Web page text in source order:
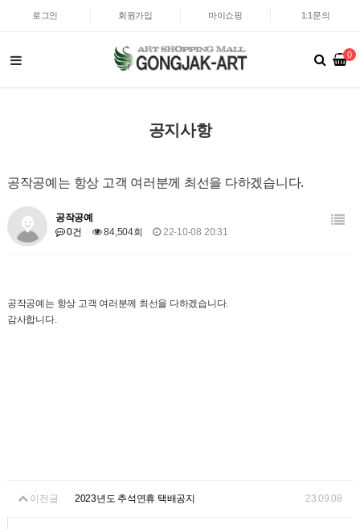
로그인 회원가입 마이쇼핑 1:1문의
0
공지사항
공작공예는 항상 고객 여러분께 최선을 다하겠습니다.
공작공예
0건
84,504회 22-10-08 20:31
공작공예는 항상 고객 여러분께 최선을 다하겠습니다.
감사합니다.
이전글 2023년도 추석연휴 택배공지 23.09.08